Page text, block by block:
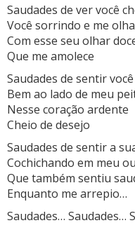
Saudades de ver você
Você sorrindo e me
Com esse seu olhar
Que me amolece
Saudades de sentir
Bem ao lado de meu
Nesse coração ardente
Cheio de desejo
Saudades de sentir a
Cochichando em meu
Que também sentiu
Enquanto me arrepio…
Saudades… Saudades…